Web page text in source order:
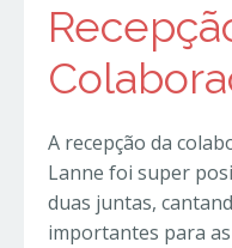
A recepção da
Lanne foi super
duas juntas,
importantes para